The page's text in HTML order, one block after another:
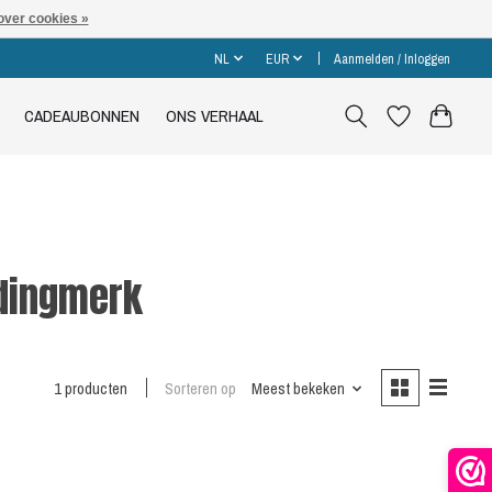
NL EUR Aanmelden / Inloggen
CADEAUBONNEN ONS VERHAAL
1 producten Sorteren op Meest bekeken
cookies »